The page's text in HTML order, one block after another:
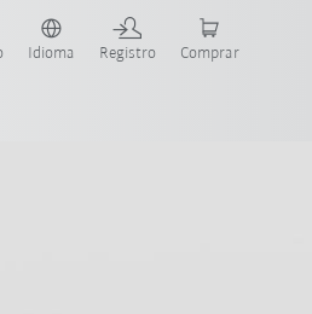
Idioma Registro Comprar